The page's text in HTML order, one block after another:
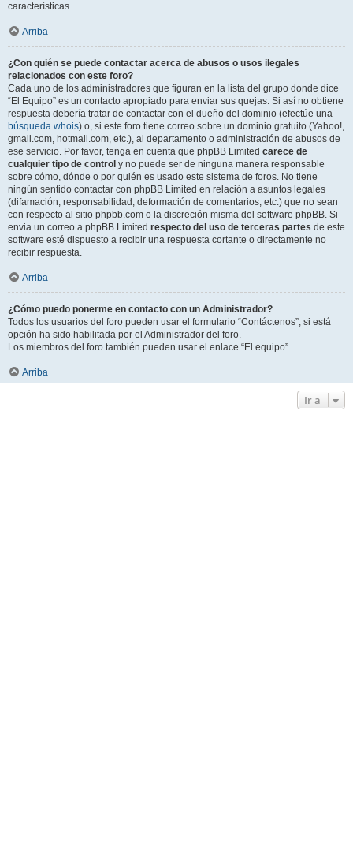
características.
Arriba
¿Con quién se puede contactar acerca de abusos o usos ilegales
relacionados con este foro?
Cada uno de los administradores que figuran en la lista del grupo donde dice
“El Equipo” es un contacto apropiado para enviar sus quejas. Si así no obtiene
respuesta debería tratar de contactar con el dueño del dominio (efectúe una
búsqueda whois) o, si este foro tiene correo sobre un dominio gratuito (Yahoo!,
gmail.com, hotmail.com, etc.), al departamento o administración de abusos de
ese servicio. Por favor, tenga en cuenta que phpBB Limited carece de
cualquier tipo de control y no puede ser de ninguna manera responsable
sobre cómo, dónde o por quién es usado este sistema de foros. No tiene
ningún sentido contactar con phpBB Limited en relación a asuntos legales
(difamación, responsabilidad, deformación de comentarios, etc.) que no sean
con respecto al sitio phpbb.com o la discreción misma del software phpBB. Si
envia un correo a phpBB Limited respecto del uso de terceras partes de este
software esté dispuesto a recibir una respuesta cortante o directamente no
recibir respuesta.
Arriba
¿Cómo puedo ponerme en contacto con un Administrador?
Todos los usuarios del foro pueden usar el formulario “Contáctenos”, si está
opción ha sido habilitada por el Administrador del foro.
Los miembros del foro también pueden usar el enlace “El equipo”.
Arriba
Ir a